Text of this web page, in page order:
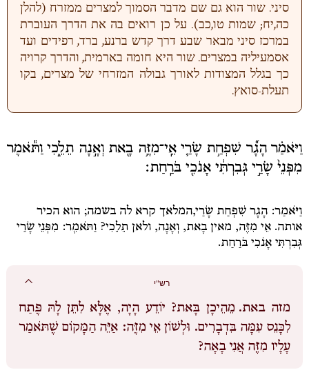
סיני. שור הוא גם שם מדבר הסמוך למצרים ממזרח (להלן
כה,יח; שמות טו,כב). על כן רואים בה את הדרך העוברת
במרכז סיני מבאר שבע דרך קדש ברנע, ברד, רפידים ועד
אסמעיליה במצרים. שור היא חומה בארמית, והדרך קרויה
כך בגלל המצודות לאורך גבולה המזרחי של מצרים, בקו
תעלת-סואץ.
וַיֹּאמַ֗ר הָגָ֞ר שִׁפְחַ֥ת שָׂרַ֛י אֵֽי־מִזֶּ֥ה בָ֖את וְאָ֣נָה תֵלֵ֑כִי וַתֹּ֕אמֶר
מִפְּנֵי֙ שָׂרַ֣י גְּבִרְתִּ֔י אָנֹכִ֖י בֹּרַֽחַת׃
וַיֹּאמַר: הָגָר שִׁפְחַת שָׂרַי,המלאך קרא לה בשמה; הוא הכיר
אותה. אֵי מִזֶּה, מאיןבָאת, וְאָנָה, ולאן תֵלֵכִי? וַתֹּאמֶר: מִפְּנֵי שָׂרַי
גְּבִרְתִּי אָנֹכִי בֹּרַחַת.
רש"י
מזה באת. מֵהֵיכָן בָּאת? יוֹדֵע הָיָה, אֶלָּא לִתֵּן לָהּ פֶּתַח
לִכָּנֵס עִמָּה בִּדְבָרִים. וּלְשׁוֹן אֵי מִזֶּה: אַיֵּה הַמָּקוֹם שֶׁתֹּאמַר
עָלָיו מִזֶּה אֲנִי בָאָה?